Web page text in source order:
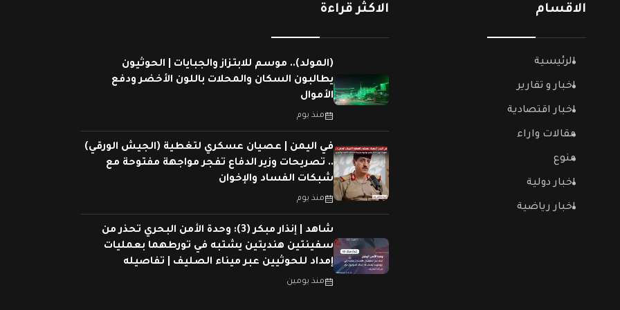
الاقسام
الرئيسية
اخبار و تقارير
اخبار اقتصادية
مقالات واراء
منوع
اخبار دولية
اخبار رياضية
الاكثر قراءة
(المولد).. موسم للابتزاز والجبايات | الحوثيون
يطالبون السكان والمحلات باللون الأخضر ودفع
الأموال
منذ يوم
في اليمن | عصيان عسكري لتغطية (الجيش الورقي)
.. تصريحات وزير الدفاع تفجر مواجهة مفتوحة مع
شبكات الفساد والإخوان
منذ يوم
شاهد | إنذار مبكر (3): وحدة الأمن البحري تحذر من
سفينتين هنديتين يشتبه في تورطهما بعمليات
إمداد للحوثيين عبر ميناء الصليف | تفاصيله
منذ يومين